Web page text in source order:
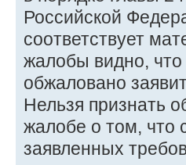
Российской
соответствует
жалобы видно,
обжаловано
Нельзя признать
жалобе о том, что
заявленных